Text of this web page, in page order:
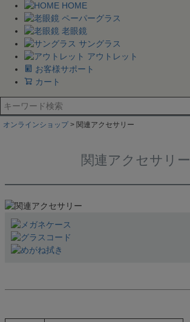
HOME
ペーパーグラス
老眼鏡
サングラス
アウトレット
お客様サポート
カート
オンラインショップ 関連アクセサリー
関連アクセサリー
クラウンパント
ラウンド
バタフライ
ティアドロップ
カラーから探す
レッド
ピンク
イエロー
グリーン
ゴールド
指定しない